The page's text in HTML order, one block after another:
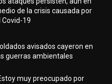
de la crisis causada por
Covid-19
avisados cayeron en
guerras ambientales
muy preocupado por